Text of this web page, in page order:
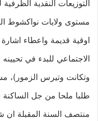
اوقية قديمة واعطاء
الاجتماعي للبدء في
وتكانت وتيرس الزمور)،
طلبا ملحا من جل
منتصف السنة المقبلة ان